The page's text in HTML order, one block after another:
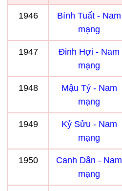
1946
Bính Tuất - Nam
mạng
1947
Đinh Hợi - Nam
mạng
1948
Mậu Tý - Nam
mạng
1949
Kỷ Sửu - Nam
mạng
1950
Canh Dần - Nam
mạng